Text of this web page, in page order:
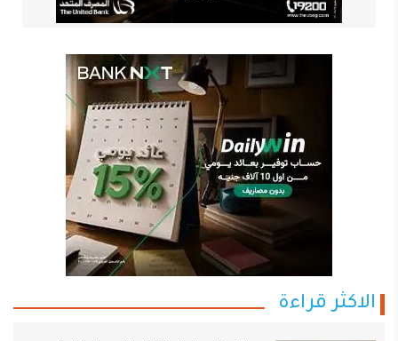
الاكثر قراءة